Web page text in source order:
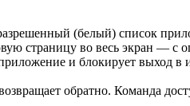
(белый) список
страницу во весь экран — с
и блокирует
обратно. Команда